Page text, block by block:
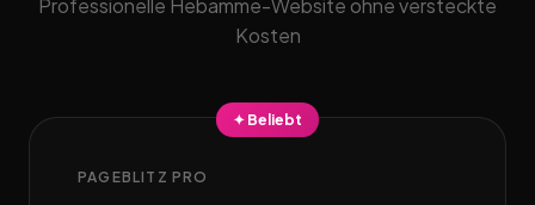
Professionelle Hebamme-Website ohne versteckte
Kosten
✦ Beliebt
PAGEBLITZ PRO